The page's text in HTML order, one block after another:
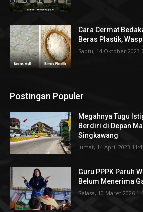
Cara Cermat
Beras Plastik,
Sabtu, 14 Oktober 2023
Postingan Populer
Megahnya Tugu
Berdiri di Depan
Singkawang
Jumat, 14 April 2023
Guru PPPK Paruh
Belum Menerima
Selasa, 10 Maret 2026